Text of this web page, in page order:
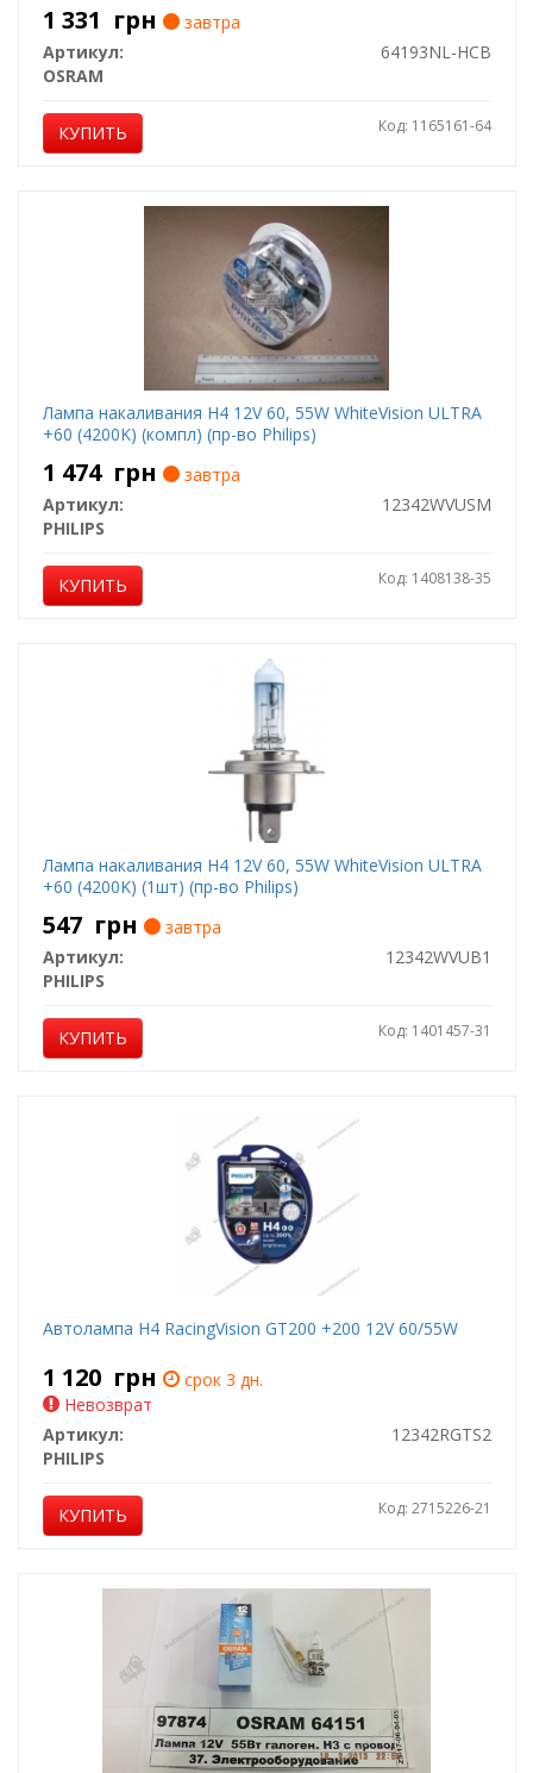
1 331 грн
завтра
Артикул:
64193NL-HCB
OSRAM
КУПИТЬ Код: 1165161-64
Лампа накаливания H4 12V 60, 55W WhiteVision ULTRA
+60 (4200K) (компл) (пр-во Philips)
1 474 грн
завтра
Артикул:
12342WVUSM
PHILIPS
КУПИТЬ Код: 1408138-35
Лампа накаливания H4 12V 60, 55W WhiteVision ULTRA
+60 (4200K) (1шт) (пр-во Philips)
547 грн
завтра
Артикул:
12342WVUB1
PHILIPS
КУПИТЬ Код: 1401457-31
Автолампа H4 RacingVision GT200 +200 12V 60/55W
1 120 грн
срок 3 дн.
Невозврат
Артикул:
12342RGTS2
PHILIPS
КУПИТЬ Код: 2715226-21